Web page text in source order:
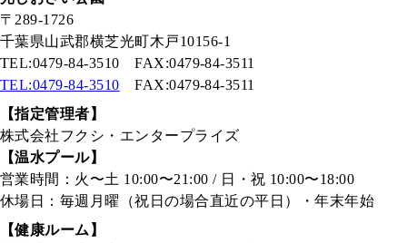
〒289-1726
千葉県山武郡横芝光町木戸10156-1
TEL:0479-84-3510 FAX:0479-84-3511
TEL:0479-84-3510 FAX:0479-84-3511
【指定管理者】
株式会社フクシ・エンタープライズ
【温水プール】
営業時間：火〜土 10:00〜21:00 / 日・祝 10:00〜18:00
休場日：毎週月曜（祝日の場合直近の平日）・年末年始
【健康ルーム】